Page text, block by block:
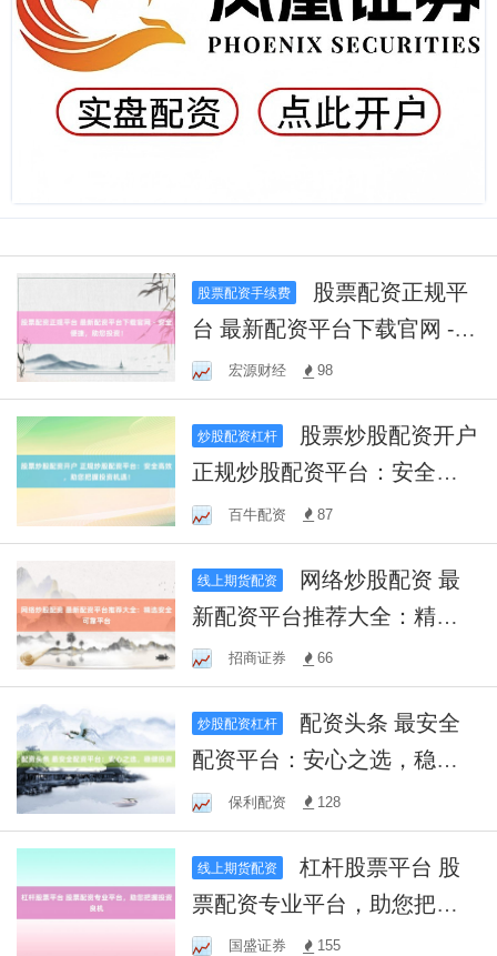
股票配资手续费
台 最新配资平台下载官网 -
安全便捷，助您投资！
宏源财经 98
炒股配资杠杆
正规炒股配资平台：安全高
效，助您把握投资机遇！
百牛配资 87
线上期货配资
新配资平台推荐大全：精选
安全可靠平台
招商证券 66
炒股配资杠杆
配资平台：安心之选，稳健
投资保利配资 128
线上期货配资
杠杆股票平台 股
票配资专业平台，助您把握
投资良机
国盛证券 155